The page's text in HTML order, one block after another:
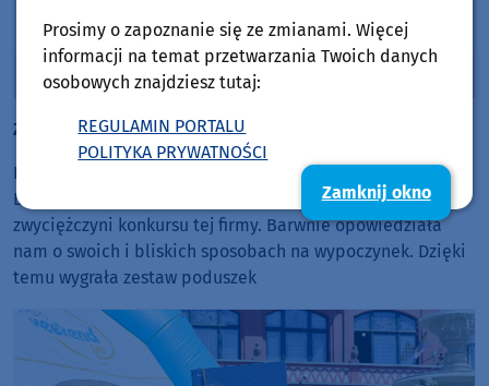
Piechowskim
Audio
Player
00:00
Zdrowy wypoczynek z firmą Fey
Na koniec nasze mobilne studio odwiedził Robert
Dziemianko z firmy FEY oraz Małgorzata Perszewska,
zwyciężczyni konkursu tej firmy. Barwnie opowiedziała
nam o swoich i bliskich sposobach na wypoczynek. Dzięki
temu wygrała zestaw poduszek
Prosimy o zapoznanie się ze zmianami. Więcej
informacji na temat przetwarzania Twoich danych
osobowych znajdziesz tutaj:
REGULAMIN PORTALU
POLITYKA PRYWATNOŚCI
Zamknij okno